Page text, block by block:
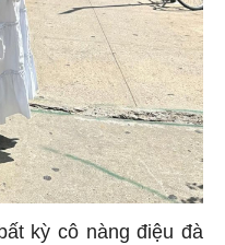
kỳ cô nàng điệu đà